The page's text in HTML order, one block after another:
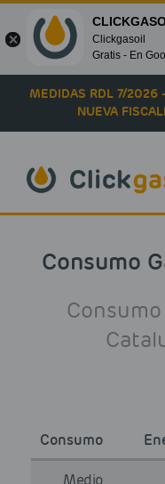
Skip to main content
MEDIDAS RDL 7/2026
NUEVA
Consumo
Consumo
Clickgasoil
Gratis - En